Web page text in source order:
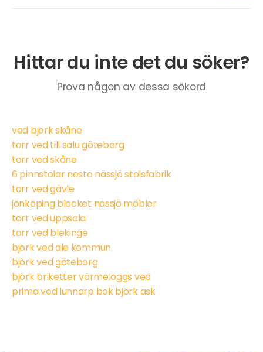
Hittar du inte det du söker?
Prova någon av dessa sökord
ved björk skåne
torr ved till salu göteborg
torr ved skåne
6 pinnstolar nesto nässjö stolsfabrik
torr ved gävle
jönköping blocket nässjö möbler
torr ved uppsala
torr ved blekinge
björk ved ale kommun
björk ved göteborg
björk briketter värmeloggs ved
prima ved lunnarp bok björk ask